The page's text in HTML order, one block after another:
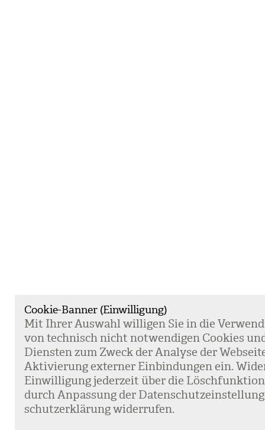
Cookie-Banner (Einwilligung)
Mit Ihrer Aus­wahl wil­li­gen Sie in die
von tech­nisch nicht not­wen­di­gen Coo­kies
Diens­ten zum Zweck der Ana­lyse der
Akti­vie­rung exter­ner Ein­bin­dun­gen ein.
Ein­wil­li­gung jeder­zeit über die
durch Anpas­sung der
schutz­er­klä­rung wider­ru­fen.